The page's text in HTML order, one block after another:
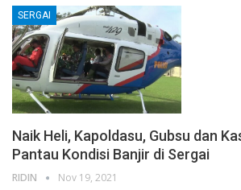
SERGAI
Naik Heli, Kapoldasu, Gubsu dan
Pantau Kondisi Banjir di Sergai
RIDIN Nov 19, 2021